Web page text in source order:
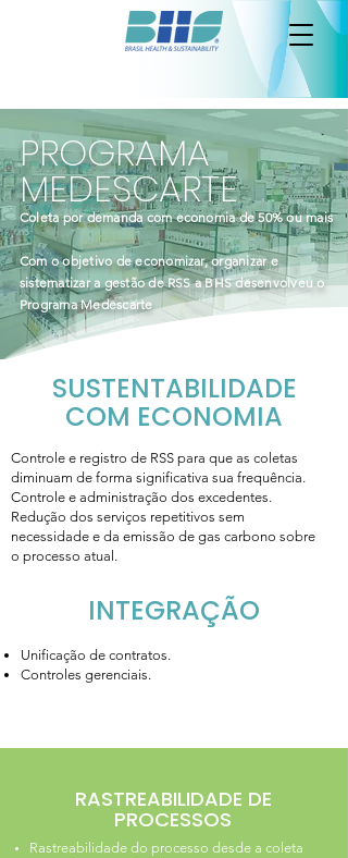
PROGRAMA
MEDESCARTE
Coleta por demanda com economia de 50% ou mais
Com o objetivo de economizar, organizar e
sistematizar a gestão de RSS a BHS desenvolveu o
Programa Medescarte
SUSTENTABILIDADE
COM ECONOMIA
Controle e registro de RSS para que as coletas
diminuam de forma significativa sua frequência.
Controle e administração dos excedentes.
Redução dos serviços repetitivos sem
necessidade e da emissão de gas carbono sobre
o processo atual.​
INTEGRAÇÃO
Unificação de contratos.
Controles gerenciais.
RASTREABILIDADE DE
PROCESSOS
Rastreabilidade do processo desde a coleta